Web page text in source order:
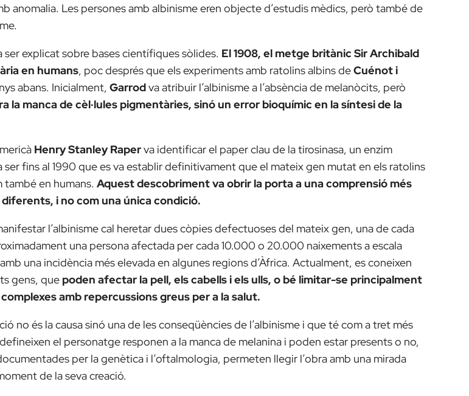
Les persones amb albinisme eren objecte d’estudis mèdics, però també de
ser explicat sobre bases científiques sòlides. El 1908, el metge britànic Sir Archibald
en humans, poc després que els experiments amb ratolins albins deCuénot i
abans. Inicialment, Garrodva atribuir l’albinisme a l’absència de melanòcits, però
la manca de cèl·lules pigmentàries, sinó un error bioquímic en la síntesi de la
Henry Stanley Raperva identificar el paper clau de la tirosinasa, un enzim
fins al 1990 que es va establir definitivament que el mateix gen mutat en els ratolins
en humans. Aquest descobriment va obrir la porta a una comprensió més
i no com una única condició.
l’albinisme cal heretar dues còpies defectuoses del mateix gen, una de cada
una persona afectada per cada 10.000 o 20.000 naixements a escala
amb una incidència més elevada en algunes regions d’Àfrica. Actualment, es coneixen
gens, que poden afectar la pell, els cabells i els ulls, o bé limitar-se principalment
amb repercussions greus per a la salut.
no és la causa sinó una de les conseqüències de l’albinisme i que té com a tret més
el personatge responen a la manca de melanina i poden estar presents o no,
per la genètica i l’oftalmologia, permeten llegir l’obra amb una mirada
de la seva creació.